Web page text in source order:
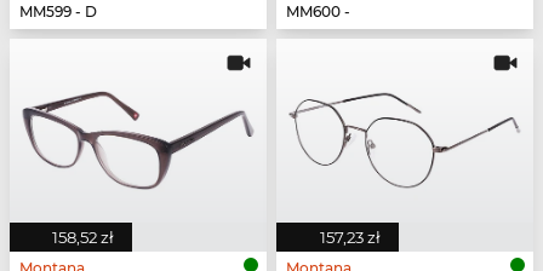
MM599 - D
MM600 -
158,52 zł 157,23 zł